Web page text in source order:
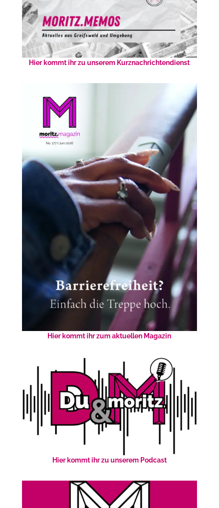
Hier kommt ihr zu unserem Kurznachrichtendienst
Hier kommt ihr zum aktuellen Magazin
Hier kommt ihr zu unserem Podcast